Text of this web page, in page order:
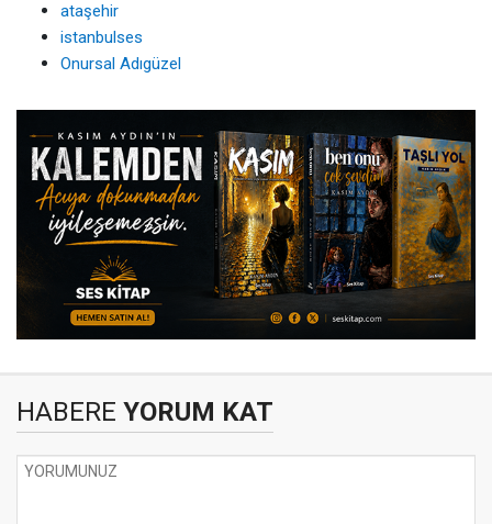
ataşehir
istanbulses
Onursal Adıgüzel
HABERE YORUM KAT